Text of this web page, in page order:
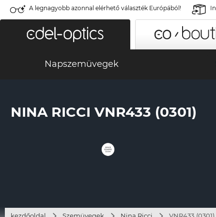
A legnagyobb azonnal elérhető választék Európából!
Napszemüvegek
NINA RICCI VNR433 (0301)